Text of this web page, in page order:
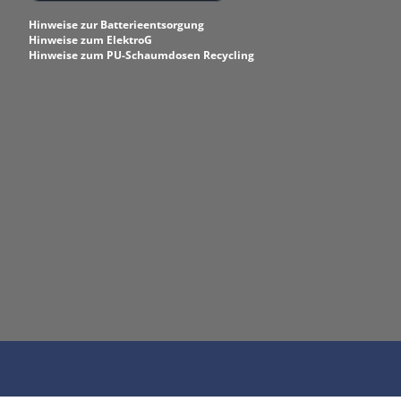
Hinweise zur Batterieentsorgung
Hinweise zum ElektroG
Hinweise zum PU-Schaumdosen Recycling